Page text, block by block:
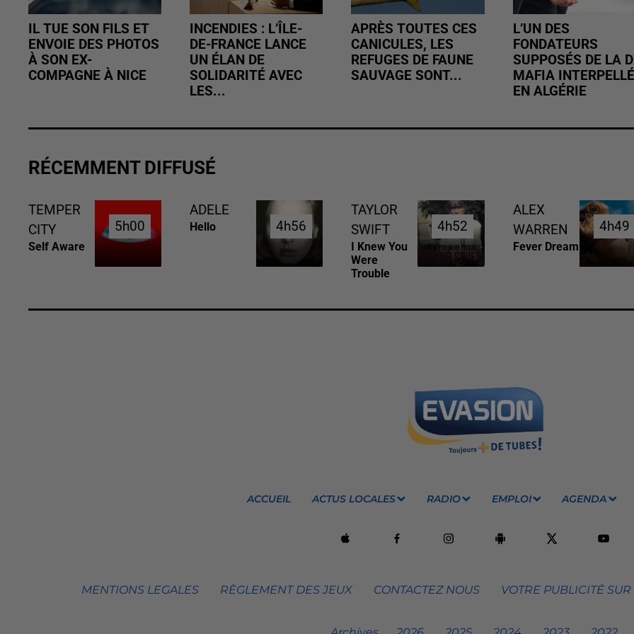
IL TUE SON FILS ET
ENVOIE DES PHOTOS
À SON EX-
COMPAGNE À NICE
INCENDIES : L’ÎLE-
DE-FRANCE LANCE
UN ÉLAN DE
SOLIDARITÉ AVEC
LES...
APRÈS TOUTES CES
CANICULES, LES
REFUGES DE FAUNE
SAUVAGE SONT...
L’UN DES
FONDATEURS
SUPPOSÉS DE LA
MAFIA INTERPELLÉ
EN ALGÉRIE
RÉCEMMENT DIFFUSÉ
TEMPER
CITY
Self Aware
5h00
5h00
ADELE
Hello 4h56
4h56
TAYLOR
SWIFT
I Knew You
Were
Trouble
4h52
4h52
ALEX
WARREN
Fever Dream
4h49
4h49
ACCUEIL ACTUS LOCALES RADIO EMPLOI AGENDA
MENTIONS LEGALES RÈGLEMENT DES JEUX CONTACTEZ NOUS VOTRE PUBLICITÉ